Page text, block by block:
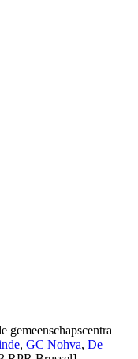
gemeenschapscentra
, GC Nohva, De